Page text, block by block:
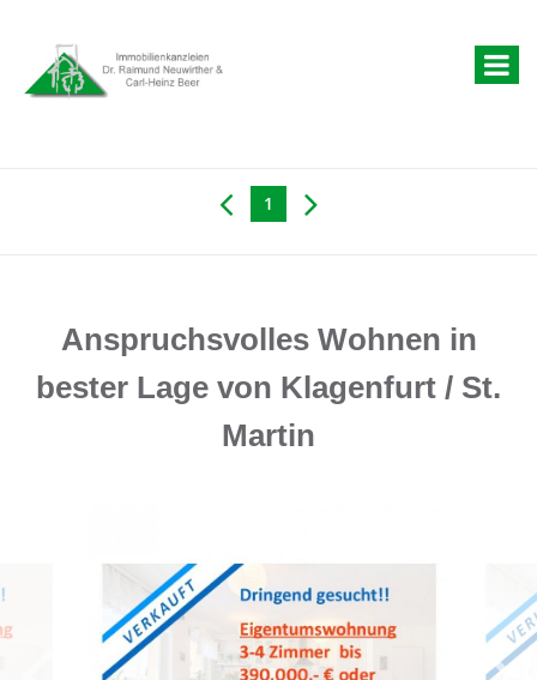
1
Anspruchsvolles Wohnen in
bester Lage von Klagenfurt / St.
Martin